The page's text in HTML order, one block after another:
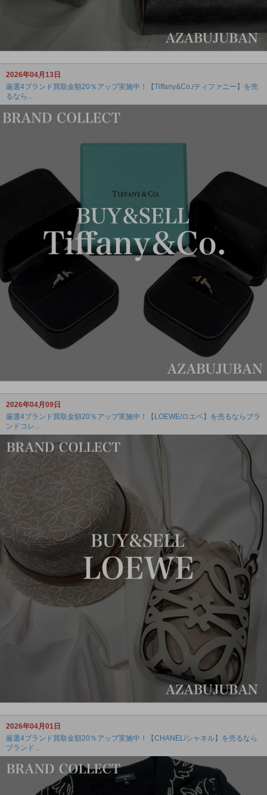
2026年04月13日
厳選4ブランド買取金額20％アップ実施中！【Tiffany&Co./ティファニー】を売
るなら...
2026年04月09日
厳選4ブランド買取金額20％アップ実施中！【LOEWE/ロエベ】を売るならブラ
ンドコレ...
2026年04月01日
厳選4ブランド買取金額20％アップ実施中！【CHANEL/シャネル】を売るなら
ブランド...